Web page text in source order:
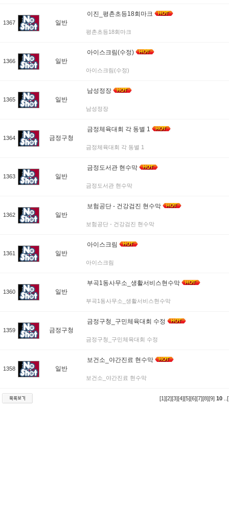
1367 일반
이진_평촌초등18회마크
평촌초등18회마크
1366 일반
아이스크림(수정)
아이스크림(수정)
1365 일반
남성정장
남성정장
1364 금정구청
금정체육대회 각 동별 1
금정체육대회 각 동별 1
1363 일반
금정도서관 현수막
금정도서관 현수막
1362 일반
보험공단 - 건강검진 현수막
보험공단 - 건강검진 현수막
1361 일반
아이스크림
아이스크림
1360 일반
부곡1동사무소_생활서비스현수막
부곡1동사무소_생활서비스현수막
1359 금정구청
금정구청_구민체육대회 수정
금정구청_구민체육대회 수정
1358 일반
보건소_야간진료 현수막
보건소_야간진료 현수막
[1][2][3][4][5][6][7][8][9] 10